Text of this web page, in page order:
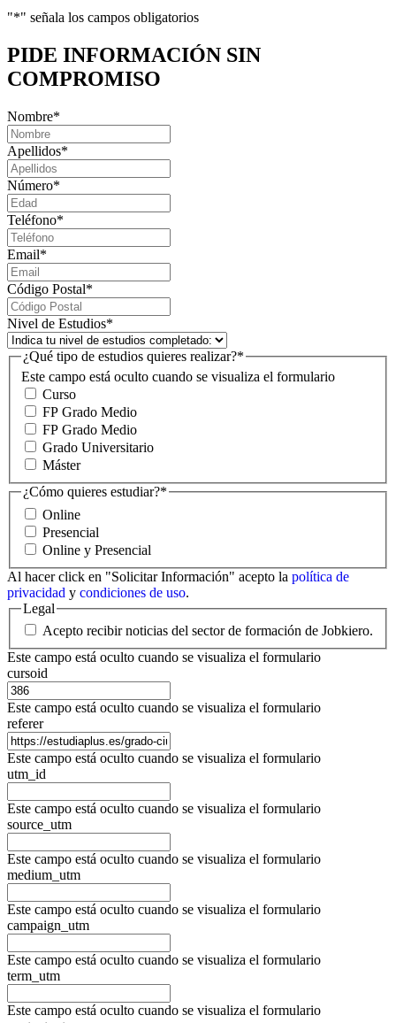
"*" señala los campos obligatorios
PIDE INFORMACIÓN SIN
COMPROMISO
Nombre*
Apellidos*
Número*
Teléfono*
Email*
Código Postal*
Nivel de Estudios*
Este campo está oculto cuando se visualiza el formulario
¿Qué tipo de estudios quieres realizar?*
Curso
FP Grado Medio
FP Grado Medio
Grado Universitario
Máster
¿Cómo quieres estudiar?*
Online
Presencial
Online y Presencial
Al hacer click en "Solicitar Información" acepto la política de
privacidad y condiciones de uso.
Legal
Acepto recibir noticias del sector de formación de Jobkiero.
Este campo está oculto cuando se visualiza el formulario
cursoid
Este campo está oculto cuando se visualiza el formulario
referer
Este campo está oculto cuando se visualiza el formulario
utm_id
Este campo está oculto cuando se visualiza el formulario
source_utm
Este campo está oculto cuando se visualiza el formulario
medium_utm
Este campo está oculto cuando se visualiza el formulario
campaign_utm
Este campo está oculto cuando se visualiza el formulario
term_utm
Este campo está oculto cuando se visualiza el formulario